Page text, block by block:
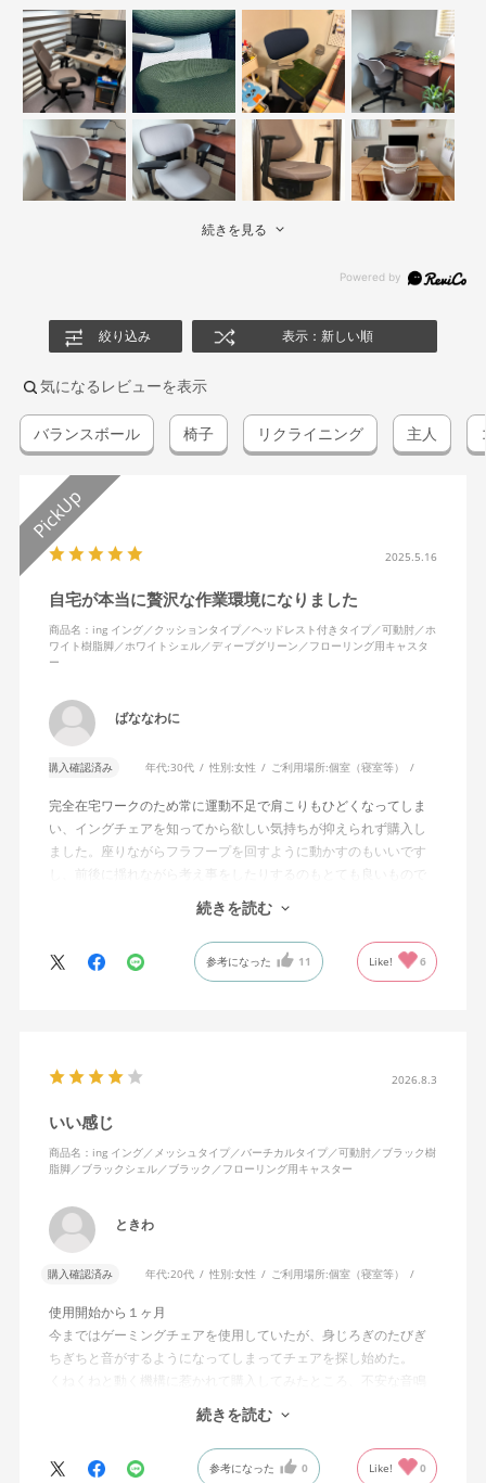
続きを見る
絞り込み 表示：新しい順
気になるレビューを表示
バランスボール 椅子 リクライニング 主人
2025.5.16
自宅が本当に贅沢な作業環境になりました
商品名：ing イング／クッションタイプ／ヘッドレスト付きタイプ／可動肘／ホ
ワイト樹脂脚／ホワイトシェル／ディープグリーン／フローリング用キャスタ
ー
ばななわに
購入確認済み 年代:30代 性別:女性 ご利用場所:個室（寝室等）
完全在宅ワークのため常に運動不足で肩こりもひどくなってしま
い、イングチェアを知ってから欲しい気持ちが抑えられず購入し
ました。座りながらフラフープを回すように動かすのもいいです
し、前後に揺れながら考え事をしたりするのもとても良いもので
す。カチャカチャ音が鳴るわけではないのですが、オフィスで揺
れてばっかだと怒られそうですが、自宅なら何も気にせずに使え
特に前後に揺らす時にヘッドレストありで購入して良かったと思
えます。揺れを止める機能もちゃんとあります。
続きを読む
参考になった 11 Like! 6
2026.8.3
いい感じ
商品名：ing イング／メッシュタイプ／バーチカルタイプ／可動肘／ブラック樹
脂脚／ブラックシェル／ブラック／フローリング用キャスター
ときわ
購入確認済み 年代:20代 性別:女性 ご利用場所:個室（寝室等）
使用開始から１ヶ月
今まではゲーミングチェアを使用していたが、身じろぎのたびぎ
ちぎちと音がするようになってしまってチェアを探し始めた。
くねくねと動く機構に惹かれて購入してみたところ、不安な音鳴
りは無くなった！但し座る時と立つ時はカッチョンと音がする。
これは座っていない時に椅子が倒れないように立ち上がると水平
に保つ機構があるようだ。
絵を描くのと、ゲームをするためのデスクで使用しているためお
続きを読む
参考になった 0 Like! 0